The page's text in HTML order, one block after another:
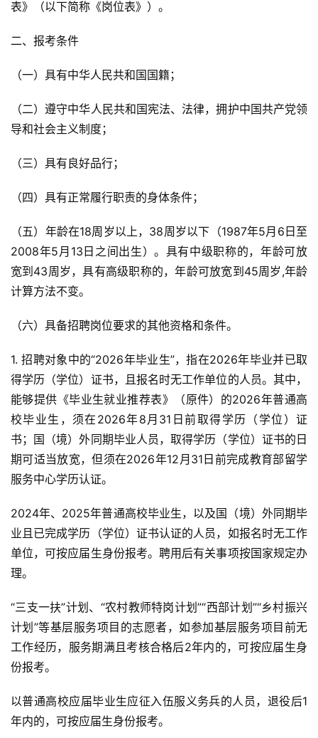
表》（以下简称《岗位表》）。
二、报考条件
（一）具有中华人民共和国国籍；
（二）遵守中华人民共和国宪法、法律，拥护中国共产党领
导和社会主义制度；
（三）具有良好品行；
（四）具有正常履行职责的身体条件；
（五）年龄在18周岁以上，38周岁以下（1987年5月6日至
2008年5月13日之间出生）。具有中级职称的，年龄可放
宽到43周岁，具有高级职称的，年龄可放宽到45周岁,年龄
计算方法不变。
（六）具备招聘岗位要求的其他资格和条件。
1. 招聘对象中的“2026年毕业生”，指在2026年毕业并已取
得学历（学位）证书，且报名时无工作单位的人员。其中，
能够提供《毕业生就业推荐表》（原件）的2026年普通高
校毕业生，须在2026年8月31日前取得学历（学位）证
书；国（境）外同期毕业人员，取得学历（学位）证书的日
期可适当放宽，但须在2026年12月31日前完成教育部留学
服务中心学历认证。
2024年、2025年普通高校毕业生，以及国（境）外同期毕
业且已完成学历（学位）证书认证的人员，如报名时无工作
单位，可按应届生身份报考。聘用后有关事项按国家规定办
理。
“三支一扶”计划、“农村教师特岗计划”“西部计划”“乡村振兴
计划”等基层服务项目的志愿者，如参加基层服务项目前无
工作经历，服务期满且考核合格后2年内的，可按应届生身
份报考。
以普通高校应届毕业生应征入伍服义务兵的人员，退役后1
年内的，可按应届生身份报考。